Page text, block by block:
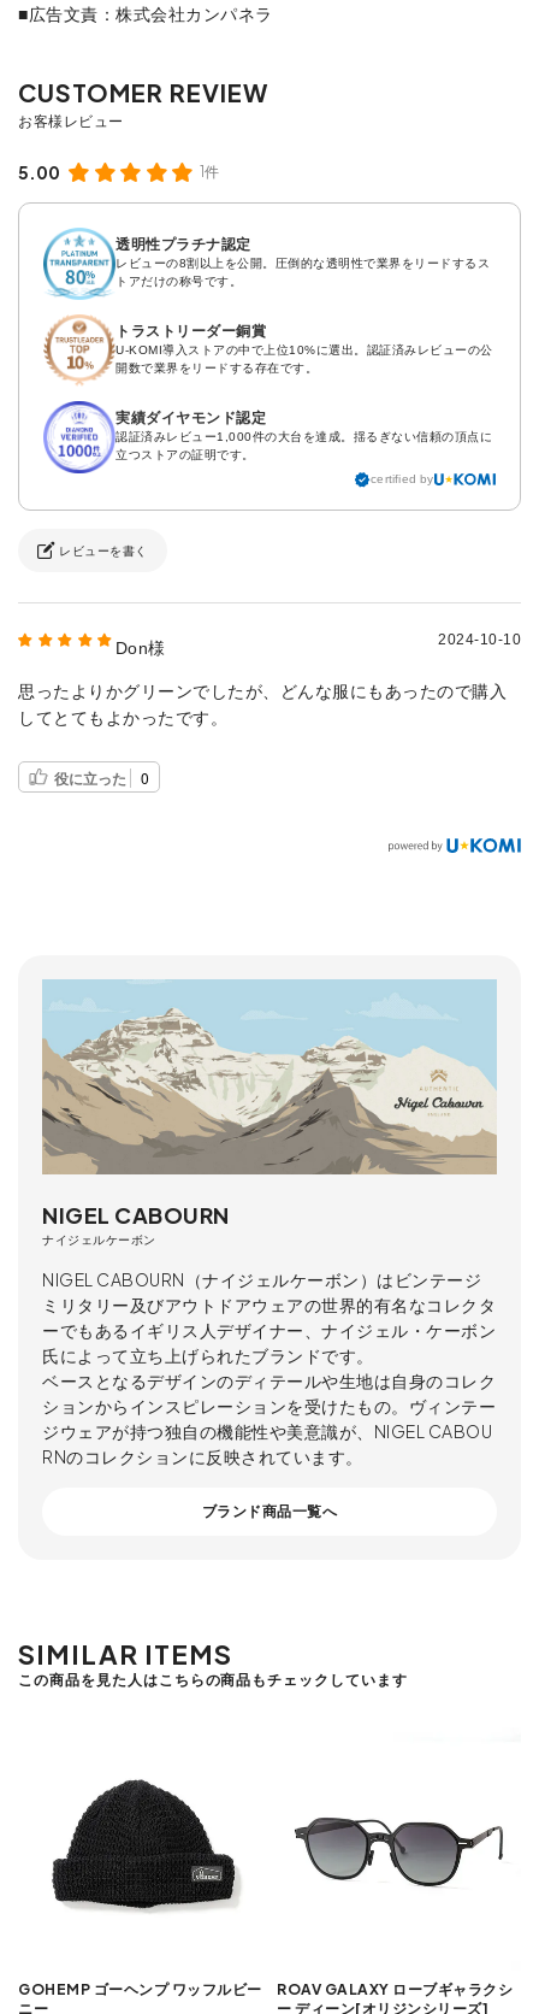
■広告文責：株式会社カンパネラ
5.00 1件
透明性プラチナ認定
レビューの8割以上を公開。圧倒的な透明性で業界をリードするス
トアだけの称号です。
トラストリーダー銅賞
U-KOMI導入ストアの中で上位10%に選出。認証済みレビューの公
開数で業界をリードする存在です。
実績ダイヤモンド認定
認証済みレビュー1,000件の大台を達成。揺るぎない信頼の頂点に
立つストアの証明です。
certified by
レビューを書く
Don様 2024-10-10
思ったよりかグリーンでしたが、どんな服にもあったので購入
してとてもよかったです。
役に立った 0
NIGEL CABOURN
ナイジェルケーボン
NIGEL CABOURN（ナイジェルケーボン）はビンテージ
ミリタリー及びアウトドアウェアの世界的有名なコレクタ
ーでもあるイギリス人デザイナー、ナイジェル・ケーボン
氏によって立ち上げられたブランドです。
ベースとなるデザインのディテールや生地は自身のコレク
ションからインスピレーションを受けたもの。ヴィンテー
ジウェアが持つ独自の機能性や美意識が、NIGEL CABOU
RNのコレクションに反映されています。
ブランド商品一覧へ
SIMILAR ITEMS
この商品を見た人はこちらの商品もチェックしています
GOHEMP ゴーヘンプ ワッフルビー
ニー
ROAV GALAXY ローブギャラクシ
ー ディーン[オリジンシリーズ]